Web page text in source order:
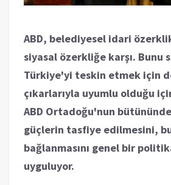
ABD, belediyesel idari
siyasal özerkliğe karşı. Bunu
Türkiye'yi teskin etmek için
çıkarlarıyla uyumlu olduğu
ABD Ortadoğu'nun
güçlerin tasfiye edilmesini,
bağlanmasını genel bir
uyguluyor.